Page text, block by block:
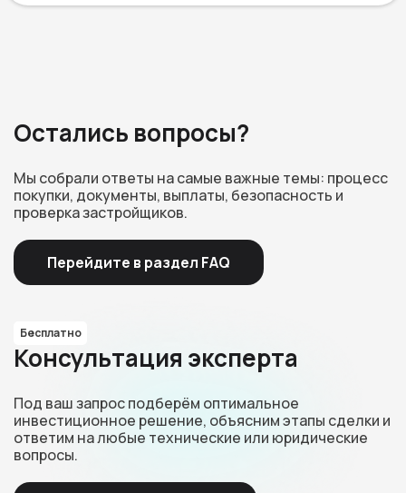
Остались вопросы?
Мы собрали ответы на самые важные темы: процесс
покупки, документы, выплаты, безопасность и
проверка застройщиков.
Перейдите в раздел FAQ
Бесплатно
Консультация эксперта
Под ваш запрос подберём оптимальное
инвестиционное решение, объясним этапы сделки и
ответим на любые технические или юридические
вопросы.